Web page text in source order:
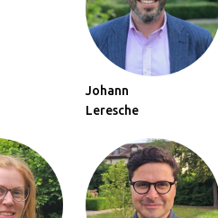
Johann
Leresche